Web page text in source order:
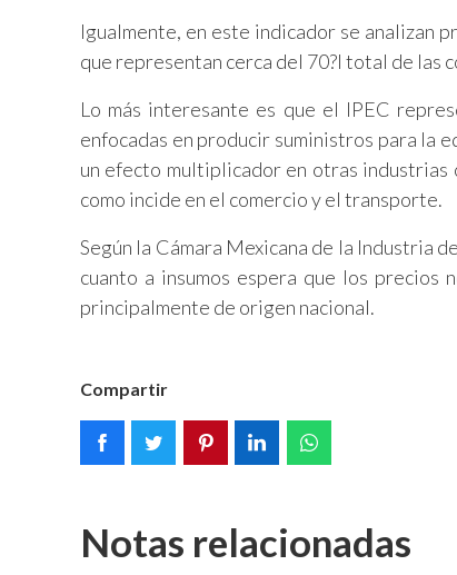
Igualmente, en este indicador se analizan
que representan cerca del 70?l total de las
Lo más interesante es que el IPEC
enfocadas en producir suministros para la
un efecto multiplicador en otras industrias
como incide en el comercio y el transporte.
Según la Cámara Mexicana de la Industria
cuanto a insumos espera que los precios
principalmente de origen nacional.
Compartir
Notas relacionadas